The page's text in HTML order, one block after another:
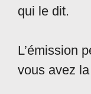
qui le dit.
L’émission
vous avez